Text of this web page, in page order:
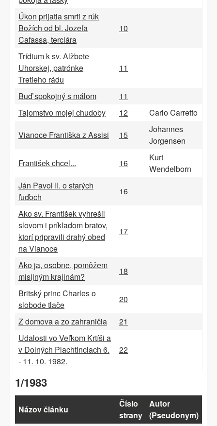
Úkon prijatia smrti z rúk
Božích od bl. Jozefa
Cafassa, terciára
10
Trídium k sv. Alžbete
Uhorskej, patrónke
Tretieho rádu
11
Buď spokojný s málom
11
Tajomstvo mojej chudoby
12
Carlo Carretto
Vianoce Františka z Assisi
15
Johannes
Jorgensen
František chcel...
16
Kurt
Wendelborn
Ján Pavol II. o starých
ľuďoch
16
Ako sv. František vyhrešil
slovom i príkladom bratov,
ktorí pripravili drahý obed
na Vianoce
17
Ako ja, osobne, pomôžem
misijným krajinám?
18
Britský princ Charles o
slobode tlače
20
Z domova a zo zahraničia
21
Udalosti vo Veľkom Krtíši a
v Dolných Plachtinciach 6.
- 11. 10. 1982.
22
1/1983
Názov článku
Číslo
strany
Autor
(Pseudonym)